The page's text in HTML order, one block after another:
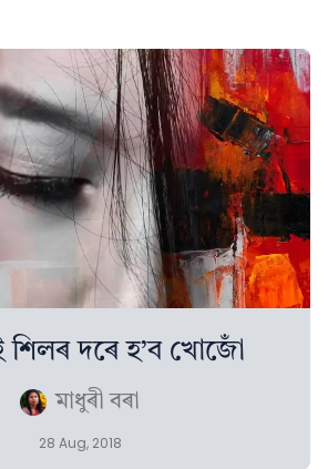
দৰে হ’ব খোজোঁ
মাধুৰী বৰা
28 Aug, 2018